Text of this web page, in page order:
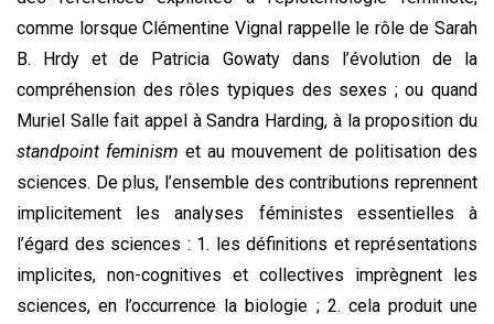
comme lorsque Clémentine Vignal rappelle le rôle de Sarah
B. Hrdy et de Patricia Gowaty dans l’évolution de la
compréhension des rôles typiques des sexes ; ou quand
Muriel Salle fait appel à Sandra Harding, à la proposition du
standpoint feminism et au mouvement de politisation des
sciences. De plus, l’ensemble des contributions reprennent
implicitement les analyses féministes essentielles à
l’égard des sciences : 1. les définitions et représentations
implicites, non-cognitives et collectives imprègnent les
sciences, en l’occurrence la biologie ; 2. cela produit une